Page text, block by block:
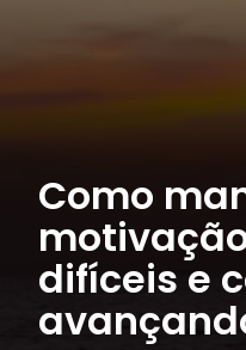
Como
difíceis e